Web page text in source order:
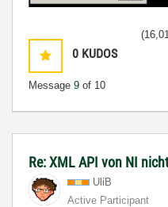
0 KUDOS
Message 9 of 10
Re: XML API von NI
UliB
Active Participant